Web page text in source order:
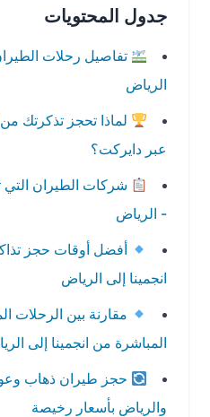
جدول المحتويات
تفاصيل رحلات الطيران من
الرياض
لماذا تحجز تذكرتك من
عبر دايركت؟
شركات الطيران التي تسير
- الرياض
أفضل أوقات حجز تذاكر
انجمينا إلى الرياض
مقارنة بين الرحلات
المباشرة من انجمينا إلى الرياض
حجز طيران ذهاب وعودة بين
والرياض بأسعار رخيصة